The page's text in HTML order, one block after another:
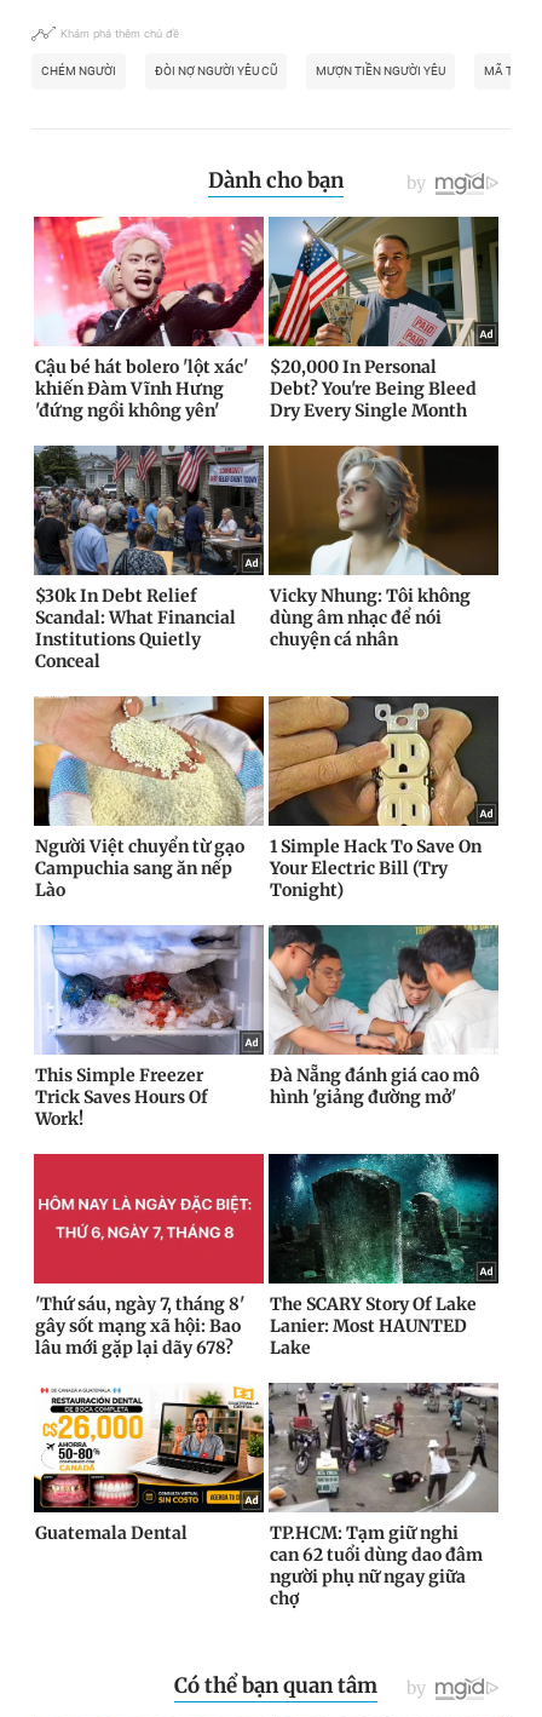
Khám phá thêm chủ đề
CHÉM NGƯỜI ĐÒI NỢ NGƯỜI YÊU CŨ MƯỢN TIỀN NGƯỜI YÊU MÃ TẤU